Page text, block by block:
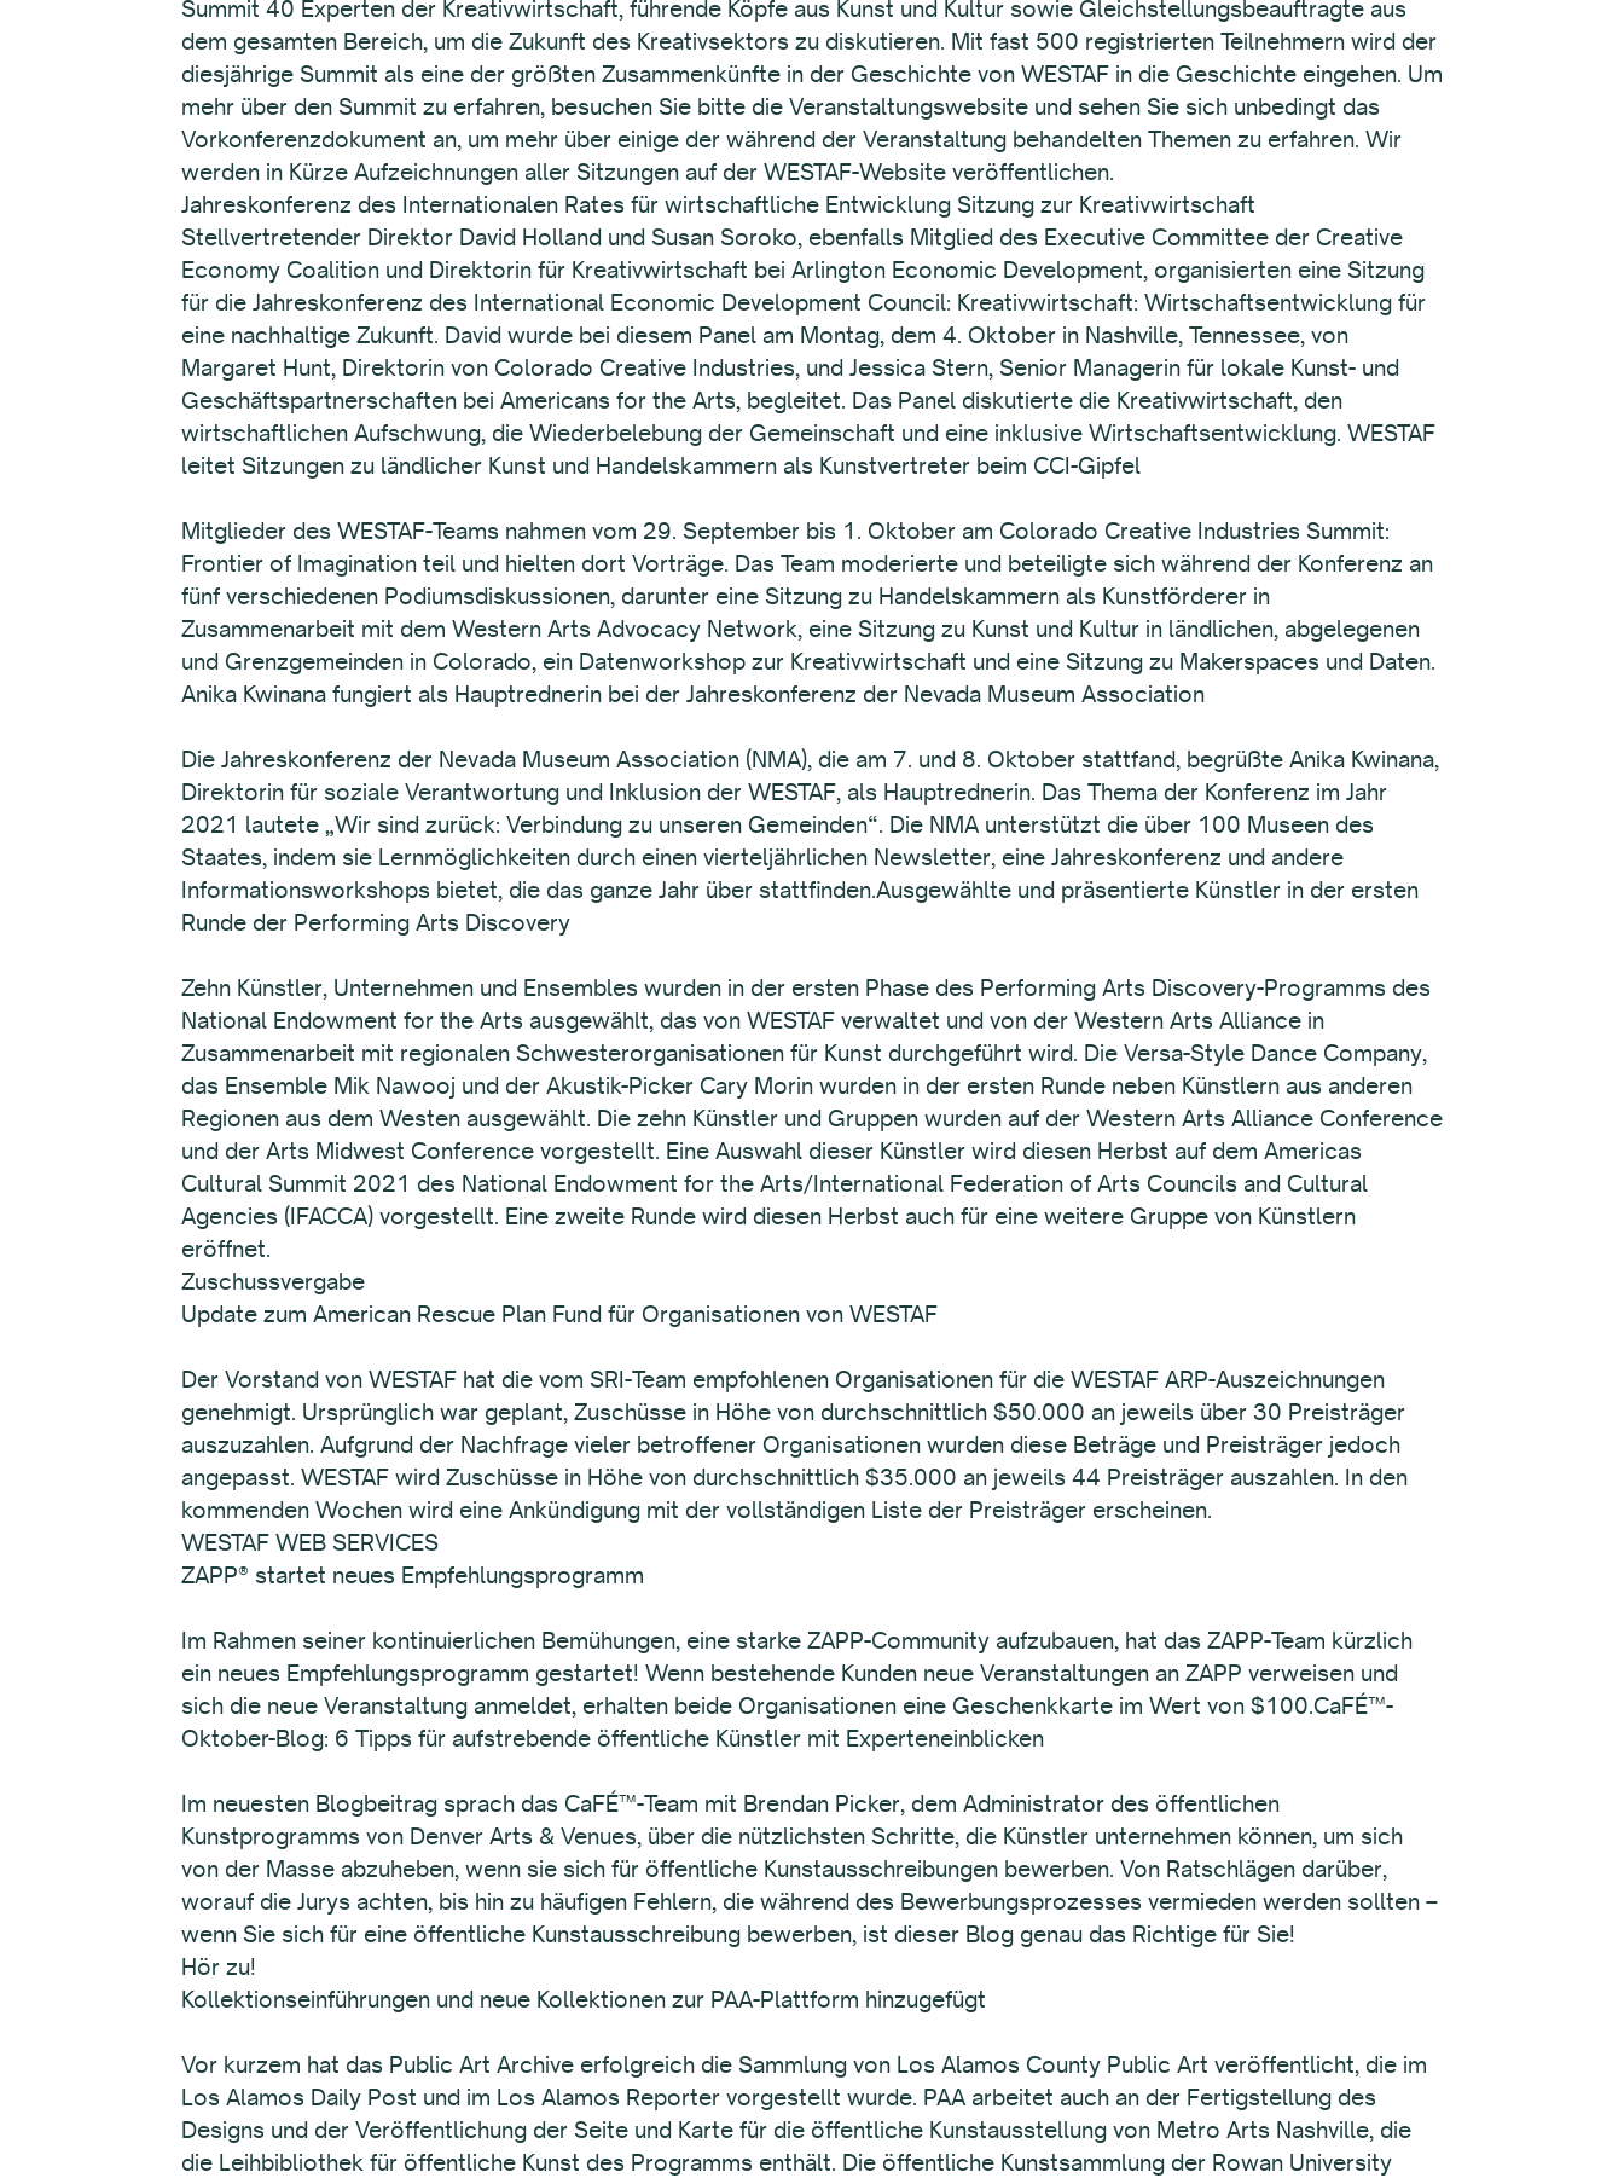
Summit 40 Experten der Kreativwirtschaft, führende Köpfe aus Kunst und Kultur sowie Gleichstellungsbeauftragte aus
dem gesamten Bereich, um die Zukunft des Kreativsektors zu diskutieren. Mit fast 500 registrierten Teilnehmern wird der
diesjährige Summit als eine der größten Zusammenkünfte in der Geschichte von WESTAF in die Geschichte eingehen. Um
mehr über den Summit zu erfahren, besuchen Sie bitte die Veranstaltungswebsite und sehen Sie sich unbedingt das
Vorkonferenzdokument an, um mehr über einige der während der Veranstaltung behandelten Themen zu erfahren. Wir
werden in Kürze Aufzeichnungen aller Sitzungen auf der WESTAF-Website veröffentlichen.
Jahreskonferenz des Internationalen Rates für wirtschaftliche Entwicklung Sitzung zur Kreativwirtschaft
Stellvertretender Direktor David Holland und Susan Soroko, ebenfalls Mitglied des Executive Committee der Creative
Economy Coalition und Direktorin für Kreativwirtschaft bei Arlington Economic Development, organisierten eine Sitzung
für die Jahreskonferenz des International Economic Development Council: Kreativwirtschaft: Wirtschaftsentwicklung für
eine nachhaltige Zukunft. David wurde bei diesem Panel am Montag, dem 4. Oktober in Nashville, Tennessee, von
Margaret Hunt, Direktorin von Colorado Creative Industries, und Jessica Stern, Senior Managerin für lokale Kunst- und
Geschäftspartnerschaften bei Americans for the Arts, begleitet. Das Panel diskutierte die Kreativwirtschaft, den
wirtschaftlichen Aufschwung, die Wiederbelebung der Gemeinschaft und eine inklusive Wirtschaftsentwicklung. WESTAF
leitet Sitzungen zu ländlicher Kunst und Handelskammern als Kunstvertreter beim CCI-Gipfel
Mitglieder des WESTAF-Teams nahmen vom 29. September bis 1. Oktober am Colorado Creative Industries Summit:
Frontier of Imagination teil und hielten dort Vorträge. Das Team moderierte und beteiligte sich während der Konferenz an
fünf verschiedenen Podiumsdiskussionen, darunter eine Sitzung zu Handelskammern als Kunstförderer in
Zusammenarbeit mit dem Western Arts Advocacy Network, eine Sitzung zu Kunst und Kultur in ländlichen, abgelegenen
und Grenzgemeinden in Colorado, ein Datenworkshop zur Kreativwirtschaft und eine Sitzung zu Makerspaces und Daten.
Anika Kwinana fungiert als Hauptrednerin bei der Jahreskonferenz der Nevada Museum Association
Die Jahreskonferenz der Nevada Museum Association (NMA), die am 7. und 8. Oktober stattfand, begrüßte Anika Kwinana,
Direktorin für soziale Verantwortung und Inklusion der WESTAF, als Hauptrednerin. Das Thema der Konferenz im Jahr
2021 lautete „Wir sind zurück: Verbindung zu unseren Gemeinden“. Die NMA unterstützt die über 100 Museen des
Staates, indem sie Lernmöglichkeiten durch einen vierteljährlichen Newsletter, eine Jahreskonferenz und andere
Informationsworkshops bietet, die das ganze Jahr über stattfinden.Ausgewählte und präsentierte Künstler in der ersten
Runde der Performing Arts Discovery
Zehn Künstler, Unternehmen und Ensembles wurden in der ersten Phase des Performing Arts Discovery-Programms des
National Endowment for the Arts ausgewählt, das von WESTAF verwaltet und von der Western Arts Alliance in
Zusammenarbeit mit regionalen Schwesterorganisationen für Kunst durchgeführt wird. Die Versa-Style Dance Company,
das Ensemble Mik Nawooj und der Akustik-Picker Cary Morin wurden in der ersten Runde neben Künstlern aus anderen
Regionen aus dem Westen ausgewählt. Die zehn Künstler und Gruppen wurden auf der Western Arts Alliance Conference
und der Arts Midwest Conference vorgestellt. Eine Auswahl dieser Künstler wird diesen Herbst auf dem Americas
Cultural Summit 2021 des National Endowment for the Arts/International Federation of Arts Councils and Cultural
Agencies (IFACCA) vorgestellt. Eine zweite Runde wird diesen Herbst auch für eine weitere Gruppe von Künstlern
eröffnet.
Zuschussvergabe
Update zum American Rescue Plan Fund für Organisationen von WESTAF
Der Vorstand von WESTAF hat die vom SRI-Team empfohlenen Organisationen für die WESTAF ARP-Auszeichnungen
genehmigt. Ursprünglich war geplant, Zuschüsse in Höhe von durchschnittlich $50.000 an jeweils über 30 Preisträger
auszuzahlen. Aufgrund der Nachfrage vieler betroffener Organisationen wurden diese Beträge und Preisträger jedoch
angepasst. WESTAF wird Zuschüsse in Höhe von durchschnittlich $35.000 an jeweils 44 Preisträger auszahlen. In den
kommenden Wochen wird eine Ankündigung mit der vollständigen Liste der Preisträger erscheinen.
WESTAF WEB SERVICES
ZAPP® startet neues Empfehlungsprogramm
Im Rahmen seiner kontinuierlichen Bemühungen, eine starke ZAPP-Community aufzubauen, hat das ZAPP-Team kürzlich
ein neues Empfehlungsprogramm gestartet! Wenn bestehende Kunden neue Veranstaltungen an ZAPP verweisen und
sich die neue Veranstaltung anmeldet, erhalten beide Organisationen eine Geschenkkarte im Wert von $100.CaFÉ™-
Oktober-Blog: 6 Tipps für aufstrebende öffentliche Künstler mit Experteneinblicken
Im neuesten Blogbeitrag sprach das CaFÉ™-Team mit Brendan Picker, dem Administrator des öffentlichen
Kunstprogramms von Denver Arts & Venues, über die nützlichsten Schritte, die Künstler unternehmen können, um sich
von der Masse abzuheben, wenn sie sich für öffentliche Kunstausschreibungen bewerben. Von Ratschlägen darüber,
worauf die Jurys achten, bis hin zu häufigen Fehlern, die während des Bewerbungsprozesses vermieden werden sollten –
wenn Sie sich für eine öffentliche Kunstausschreibung bewerben, ist dieser Blog genau das Richtige für Sie!
Hör zu!
Kollektionseinführungen und neue Kollektionen zur PAA-Plattform hinzugefügt
Vor kurzem hat das Public Art Archive erfolgreich die Sammlung von Los Alamos County Public Art veröffentlicht, die im
Los Alamos Daily Post und im Los Alamos Reporter vorgestellt wurde. PAA arbeitet auch an der Fertigstellung des
Designs und der Veröffentlichung der Seite und Karte für die öffentliche Kunstausstellung von Metro Arts Nashville, die
die Leihbibliothek für öffentliche Kunst des Programms enthält. Die öffentliche Kunstsammlung der Rowan University